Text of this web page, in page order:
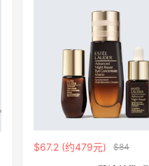
$67.2 (约479元) $84
香蕉布朗尼超好吃